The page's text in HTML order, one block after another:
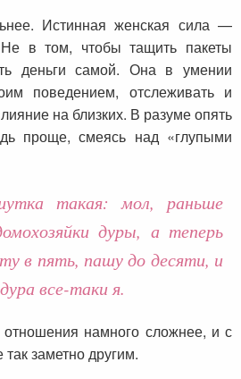
Истинная женская сила —
в том, чтобы тащить пакеты
деньги самой. Она в умении
поведением, отслеживать и
на близких. В разуме опять
проще, смеясь над «глупыми
такая: мол, раньше
дуры, а теперь
в пять, пашу до десяти, и
все-таки я.
намного сложнее, и с
так заметно другим.